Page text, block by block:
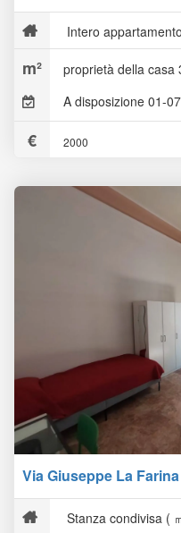
Intero
proprietà della casa
A disposizione 01-
2000
Via Giuseppe La Farina
Stanza condivisa (